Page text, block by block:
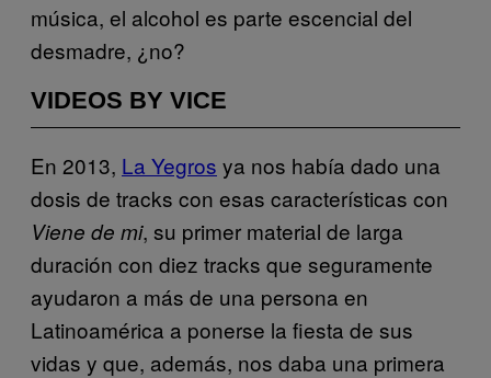
música, el alcohol es parte escencial del
desmadre, ¿no?
VIDEOS BY VICE
En 2013, La Yegros ya nos había dado una
dosis de tracks con esas características con
Viene de mi, su primer material de larga
duración con diez tracks que seguramente
ayudaron a más de una persona en
Latinoamérica a ponerse la fiesta de sus
vidas y que, además, nos daba una primera